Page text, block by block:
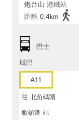
炮台山 港鐵站
距離 0.4km
巴士
城巴
A11
往 北角碼頭
歌頓道 站